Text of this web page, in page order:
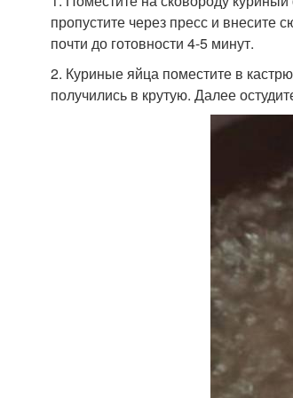
пропустите через пресс и
почти до готовности 4-5 минут.
2. Куриные яйца поместите в
получились в крутую. Далее